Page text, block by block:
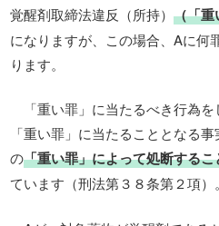
覚醒剤取締法違反（所持）（「重
になりますが、この場合、Aに何
ります。
「重い罪」に当たるべき行為
「重い罪」に当たることとなる
の「重い罪」によって処断する
ています（刑法第３８条第２項）。